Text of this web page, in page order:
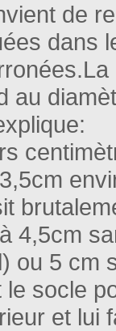
de
dans
au
4,5cm
ou 5 cm
socle
et lui